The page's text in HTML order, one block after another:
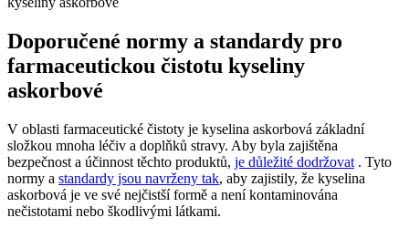
Doporučené normy a standardy pro
farmaceutickou čistotu kyseliny
askorbové
V oblasti farmaceutické čistoty je kyselina askorbová základní
složkou mnoha léčiv a doplňků stravy. Aby byla zajištěna
bezpečnost a účinnost těchto produktů, je důležité dodržovat . Tyto
normy a standardy jsou navrženy tak, aby zajistily, že kyselina
askorbová je ve své nejčistší formě a není kontaminována
nečistotami nebo škodlivými látkami.